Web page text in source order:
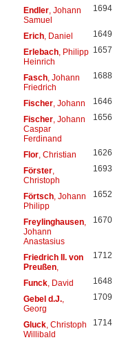
Endler, Johann
Samuel
1694
Erich, Daniel 1649
Erlebach, Philipp
Heinrich
1657
Fasch, Johann
Friedrich
1688
Fischer, Johann 1646
Fischer, Johann
Caspar
Ferdinand
1656
Flor, Christian 1626
Förster,
Christoph
1693
Förtsch, Johann
Philipp
1652
Freylinghausen,
Johann
Anastasius
1670
Friedrich II. von
Preußen,
1712
Funck, David 1648
Gebel d.J.,
Georg
1709
Gluck, Christoph
Willibald
1714